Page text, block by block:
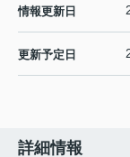
情報更新日
更新予定日
詳細情報